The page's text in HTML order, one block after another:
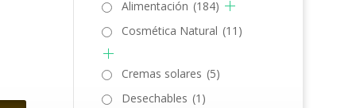
Alimentación (184)
Cosmética Natural (11)
Cremas solares (5)
Desechables (1)